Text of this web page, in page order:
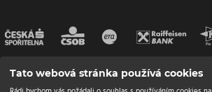
Tato webová stránka používá cookies